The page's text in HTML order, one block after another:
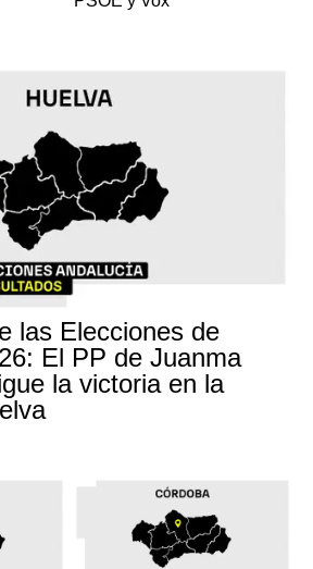
las Elecciones de
El PP de Juanma
la victoria en la